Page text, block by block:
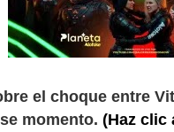
el choque entre
momento. (Haz